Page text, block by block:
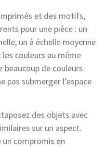
et des motifs,
pour une pièce : un
un à échelle moyenne
couleurs au même
beaucoup de couleurs
pas submerger l’espace
des objets avec
sur un aspect.
compromis en